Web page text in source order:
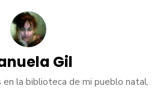
Gil
en la biblioteca de mi pueblo natal,